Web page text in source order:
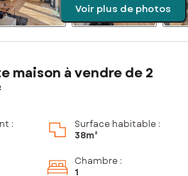
Voir plus de photos
maison à vendre de 2
:
Surface habitable :
38m²
Chambre :
1